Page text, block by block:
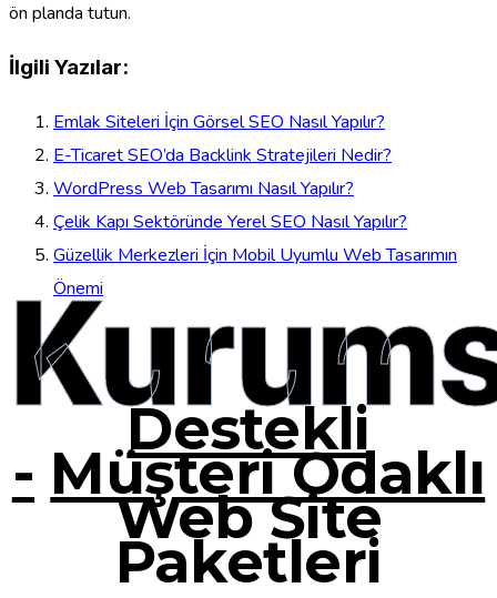
ön planda tutun.
İlgili Yazılar:
Emlak Siteleri İçin Görsel SEO Nasıl Yapılır?
E-Ticaret SEO’da Backlink Stratejileri Nedir?
WordPress Web Tasarımı Nasıl Yapılır?
Çelik Kapı Sektöründe Yerel SEO Nasıl Yapılır?
Güzellik Merkezleri İçin Mobil Uyumlu Web Tasarımın
Önemi
Destekli
- Müşteri Odaklı
Web Site
Paketleri